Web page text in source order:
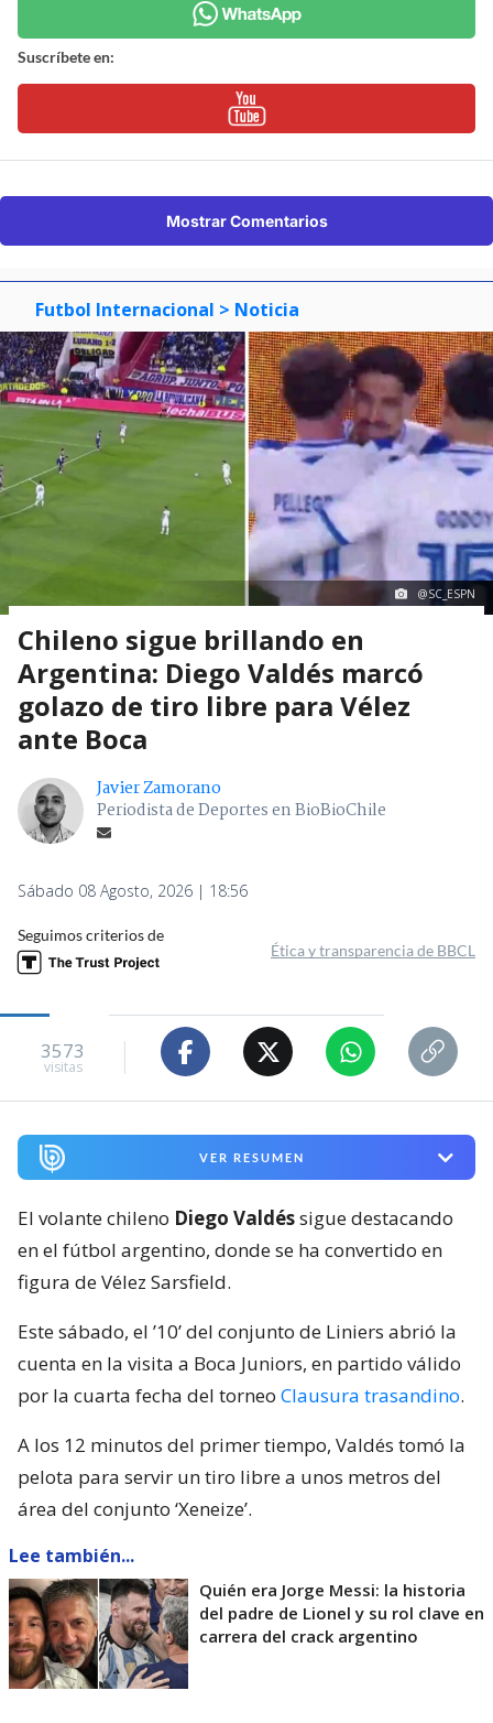
Suscríbete en:
Mostrar Comentarios
Futbol Internacional > Noticia
@SC_ESPN
Chileno sigue brillando en
Argentina: Diego Valdés marcó
golazo de tiro libre para Vélez
ante Boca
Javier Zamorano
Periodista de Deportes en BioBioChile
Sábado 08 Agosto, 2026 | 18:56
Seguimos criterios de
Ética y transparencia de BBCL
3573
visitas
VER RESUMEN
El volante chileno Diego Valdéssigue destacando
en el fútbol argentino, donde se ha convertido en
figura de Vélez Sarsfield.
Este sábado, el ’10’ del conjunto de Liniers abrió la
cuenta en la visita a Boca Juniors, en partido válido
por la cuarta fecha del torneo Clausura trasandino.
A los 12 minutos del primer tiempo, Valdés tomó la
pelota para servir un tiro libre a unos metros del
área del conjunto ‘Xeneize’.
Lee también...
Quién era Jorge Messi: la historia
del padre de Lionel y su rol clave en
carrera del crack argentino